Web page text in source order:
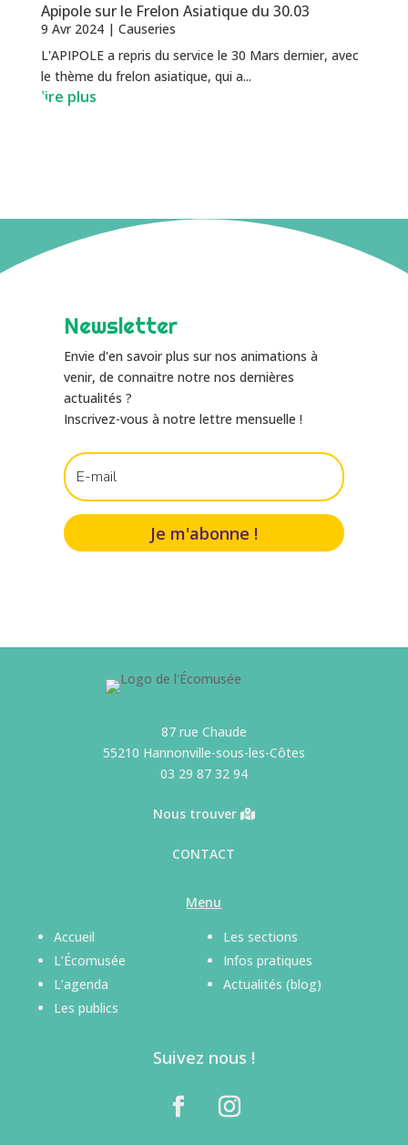
Apipole sur le Frelon Asiatique du 30.03
9 Avr 2024| Causeries
L'APIPOLE a repris du service le 30 Mars dernier, avec
le thème du frelon asiatique, qui a...
lire plus
Newsletter
Envie d'en savoir plus sur nos animations à
venir, de connaitre notre nos dernières
actualités ?
Inscrivez-vous à notre lettre mensuelle !
Je m'abonne !
87 rue Chaude
55210 Hannonville-sous-les-Côtes
03 29 87 32 94
Nous trouver
CONTACT
Menu
Accueil
L’Écomusée
L’agenda
Les publics
Les sections
Infos pratiques
Actualités (blog)
Suivez nous !